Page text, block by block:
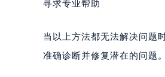
寻求专业帮助
当以上方法都无法解决问题
准确诊断并修复潜在的问题。